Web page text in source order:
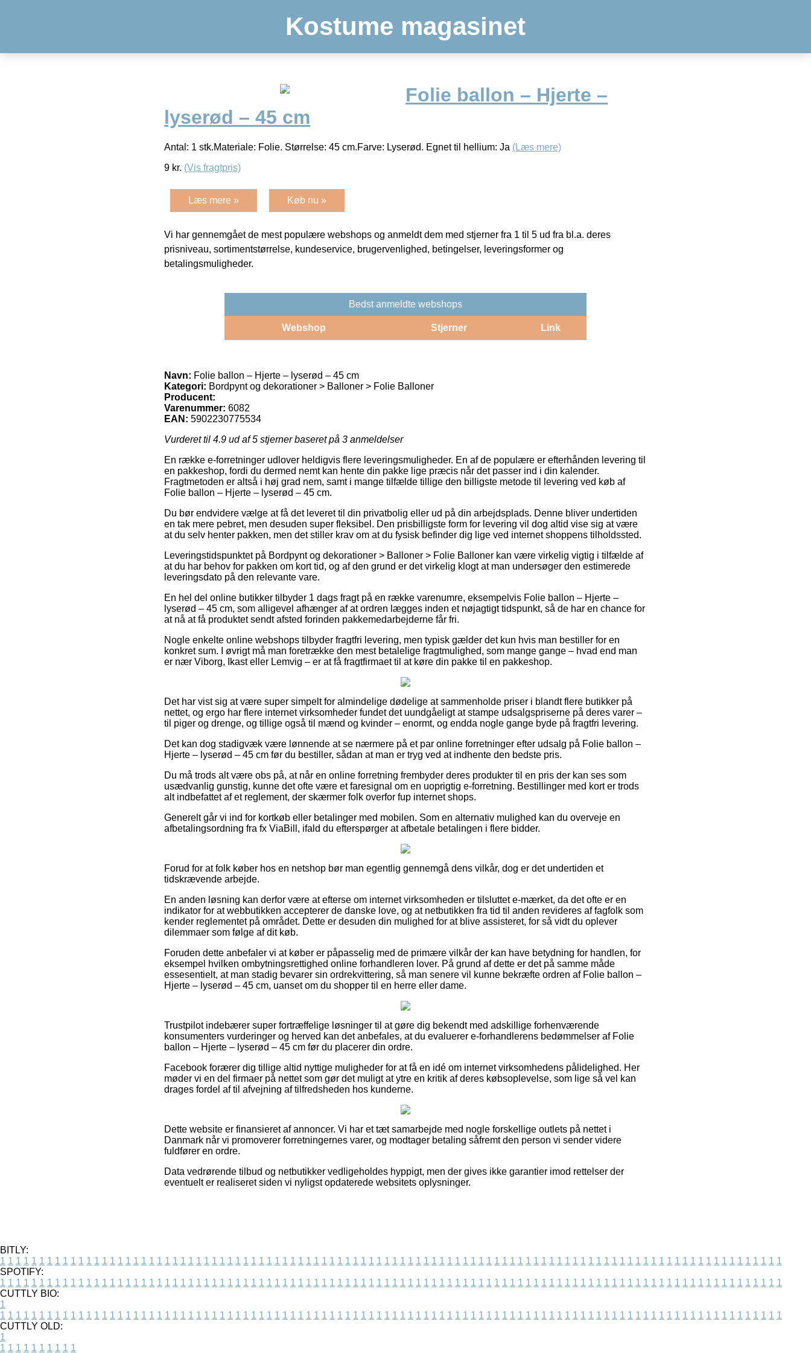
Kostume magasinet
Folie ballon – Hjerte –
lyserød – 45 cm
Antal: 1 stk.Materiale: Folie. Størrelse: 45 cm.Farve: Lyserød. Egnet til hellium: Ja (Læs mere)
9 kr. (Vis fragtpris)
Læs mere » Køb nu »
Vi har gennemgået de mest populære webshops og anmeldt dem med stjerner fra 1 til 5 ud fra bl.a. deres
prisniveau, sortimentstørrelse, kundeservice, brugervenlighed, betingelser, leveringsformer og
betalingsmuligheder.
Bedst anmeldte webshops
Webshop Stjerner Link
Navn: Folie ballon – Hjerte – lyserød – 45 cm
Kategori: Bordpynt og dekorationer > Balloner > Folie Balloner
Producent:
Varenummer: 6082
EAN: 5902230775534
Vurderet til 4.9 ud af 5 stjerner baseret på 3 anmeldelser
En række e-forretninger udlover heldigvis flere leveringsmuligheder. En af de populære er efterhånden levering til
en pakkeshop, fordi du dermed nemt kan hente din pakke lige præcis når det passer ind i din kalender.
Fragtmetoden er altså i høj grad nem, samt i mange tilfælde tillige den billigste metode til levering ved køb af
Folie ballon – Hjerte – lyserød – 45 cm.
Du bør endvidere vælge at få det leveret til din privatbolig eller ud på din arbejdsplads. Denne bliver undertiden
en tak mere pebret, men desuden super fleksibel. Den prisbilligste form for levering vil dog altid vise sig at være
at du selv henter pakken, men det stiller krav om at du fysisk befinder dig lige ved internet shoppens tilholdssted.
Leveringstidspunktet på Bordpynt og dekorationer > Balloner > Folie Balloner kan være virkelig vigtig i tilfælde af
at du har behov for pakken om kort tid, og af den grund er det virkelig klogt at man undersøger den estimerede
leveringsdato på den relevante vare.
En hel del online butikker tilbyder 1 dags fragt på en række varenumre, eksempelvis Folie ballon – Hjerte –
lyserød – 45 cm, som alligevel afhænger af at ordren lægges inden et nøjagtigt tidspunkt, så de har en chance for
at nå at få produktet sendt afsted forinden pakkemedarbejderne får fri.
Nogle enkelte online webshops tilbyder fragtfri levering, men typisk gælder det kun hvis man bestiller for en
konkret sum. I øvrigt må man foretrække den mest betalelige fragtmulighed, som mange gange – hvad end man
er nær Viborg, Ikast eller Lemvig – er at få fragtfirmaet til at køre din pakke til en pakkeshop.
Det har vist sig at være super simpelt for almindelige dødelige at sammenholde priser i blandt flere butikker på
nettet, og ergo har flere internet virksomheder fundet det uundgåeligt at stampe udsalgspriserne på deres varer –
til piger og drenge, og tillige også til mænd og kvinder – enormt, og endda nogle gange byde på fragtfri levering.
Det kan dog stadigvæk være lønnende at se nærmere på et par online forretninger efter udsalg på Folie ballon –
Hjerte – lyserød – 45 cm før du bestiller, sådan at man er tryg ved at indhente den bedste pris.
Du må trods alt være obs på, at når en online forretning frembyder deres produkter til en pris der kan ses som
usædvanlig gunstig, kunne det ofte være et faresignal om en uoprigtig e-forretning. Bestillinger med kort er trods
alt indbefattet af et reglement, der skærmer folk overfor fup internet shops.
Generelt går vi ind for kortkøb eller betalinger med mobilen. Som en alternativ mulighed kan du overveje en
afbetalingsordning fra fx ViaBill, ifald du efterspørger at afbetale betalingen i flere bidder.
Forud for at folk køber hos en netshop bør man egentlig gennemgå dens vilkår, dog er det undertiden et
tidskrævende arbejde.
En anden løsning kan derfor være at efterse om internet virksomheden er tilsluttet e-mærket, da det ofte er en
indikator for at webbutikken accepterer de danske love, og at netbutikken fra tid til anden revideres af fagfolk som
kender reglementet på området. Dette er desuden din mulighed for at blive assisteret, for så vidt du oplever
dilemmaer som følge af dit køb.
Foruden dette anbefaler vi at køber er påpasselig med de primære vilkår der kan have betydning for handlen, for
eksempel hvilken ombytningsrettighed online forhandleren lover. På grund af dette er det på samme måde
essesentielt, at man stadig bevarer sin ordrekvittering, så man senere vil kunne bekræfte ordren af Folie ballon –
Hjerte – lyserød – 45 cm, uanset om du shopper til en herre eller dame.
Trustpilot indebærer super fortræffelige løsninger til at gøre dig bekendt med adskillige forhenværende
konsumenters vurderinger og herved kan det anbefales, at du evaluerer e-forhandlerens bedømmelser af Folie
ballon – Hjerte – lyserød – 45 cm før du placerer din ordre.
Facebook forærer dig tillige altid nyttige muligheder for at få en idé om internet virksomhedens pålidelighed. Her
møder vi en del firmaer på nettet som gør det muligt at ytre en kritik af deres købsoplevelse, som lige så vel kan
drages fordel af til afvejning af tilfredsheden hos kunderne.
Dette website er finansieret af annoncer. Vi har et tæt samarbejde med nogle forskellige outlets på nettet i
Danmark når vi promoverer forretningernes varer, og modtager betaling såfremt den person vi sender videre
fuldfører en ordre.
Data vedrørende tilbud og netbutikker vedligeholdes hyppigt, men der gives ikke garantier imod rettelser der
eventuelt er realiseret siden vi nyligst opdaterede websitets oplysninger.
BITLY:
1 1 1 1 1 1 1 1 1 1 1 1 1 1 1 1 1 1 1 1 1 1 1 1 1 1 1 1 1 1 1 1 1 1 1 1 1 1 1 1 1 1 1 1 1 1 1 1 1 1 1 1 1 1 1 1 1 1 1 1 1 1 1 1 1 1 1 1 1 1 1 1 1 1 1 1 1 1 1 1 1 1 1 1 1 1 1 1 1 1 1 1 1 1 1 1 1 1 1 1
SPOTIFY:
1 1 1 1 1 1 1 1 1 1 1 1 1 1 1 1 1 1 1 1 1 1 1 1 1 1 1 1 1 1 1 1 1 1 1 1 1 1 1 1 1 1 1 1 1 1 1 1 1 1 1 1 1 1 1 1 1 1 1 1 1 1 1 1 1 1 1 1 1 1 1 1 1 1 1 1 1 1 1 1 1 1 1 1 1 1 1 1 1 1 1 1 1 1 1 1 1 1 1 1
CUTTLY BIO:
1
1 1 1 1 1 1 1 1 1 1 1 1 1 1 1 1 1 1 1 1 1 1 1 1 1 1 1 1 1 1 1 1 1 1 1 1 1 1 1 1 1 1 1 1 1 1 1 1 1 1 1 1 1 1 1 1 1 1 1 1 1 1 1 1 1 1 1 1 1 1 1 1 1 1 1 1 1 1 1 1 1 1 1 1 1 1 1 1 1 1 1 1 1 1 1 1 1 1 1 1
CUTTLY OLD:
1
1 1 1 1 1 1 1 1 1 1